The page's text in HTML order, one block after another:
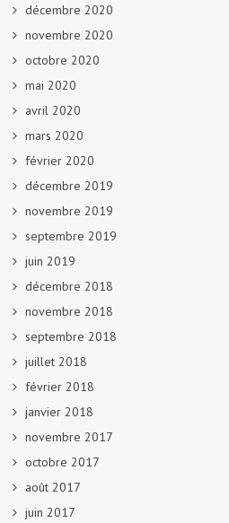
décembre 2020
novembre 2020
octobre 2020
mai 2020
avril 2020
mars 2020
février 2020
décembre 2019
novembre 2019
septembre 2019
juin 2019
décembre 2018
novembre 2018
septembre 2018
juillet 2018
février 2018
janvier 2018
novembre 2017
octobre 2017
août 2017
juin 2017